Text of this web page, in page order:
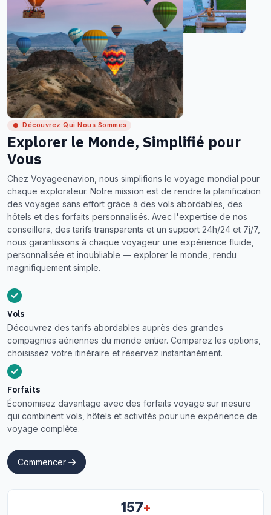
Découvrez Qui Nous Sommes
Explorer le Monde, Simplifié pour
Vous
Chez Voyageenavion, nous simplifions le voyage mondial pour
chaque explorateur. Notre mission est de rendre la planification
des voyages sans effort grâce à des vols abordables, des
hôtels et des forfaits personnalisés. Avec l'expertise de nos
conseillers, des tarifs transparents et un support 24h/24 et 7j/7,
nous garantissons à chaque voyageur une expérience fluide,
personnalisée et inoubliable — explorer le monde, rendu
magnifiquement simple.
Vols
Découvrez des tarifs abordables auprès des grandes
compagnies aériennes du monde entier. Comparez les options,
choisissez votre itinéraire et réservez instantanément.
Forfaits
Économisez davantage avec des forfaits voyage sur mesure
qui combinent vols, hôtels et activités pour une expérience de
voyage complète.
Commencer
157+